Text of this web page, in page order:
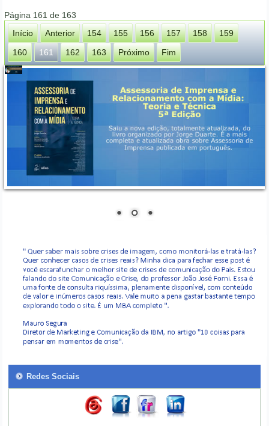
Página 161 de 163
Início
Anterior 154 155 156 157 158
159
160
161 162 163 Próximo Fim
Redes Sociais